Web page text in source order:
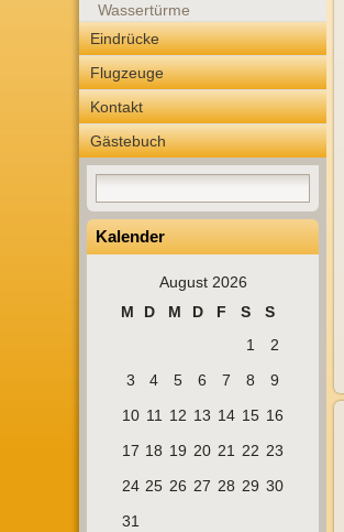
Wassertürme
Eindrücke
Flugzeuge
Kontakt
Gästebuch
Kalender
August 2026
M
D M D F S
S
1
2
3
4 5 6 7 8
9
10 11 12 13 14 15 16
17 18 19 20 21 22 23
24 25 26 27 28 29 30
31